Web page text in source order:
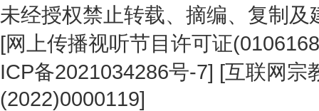
未经授权禁止转载、摘编、复制
[网上传播视听节目许可证
ICP备2021034286号-7] [互联网宗
(2022)0000119]